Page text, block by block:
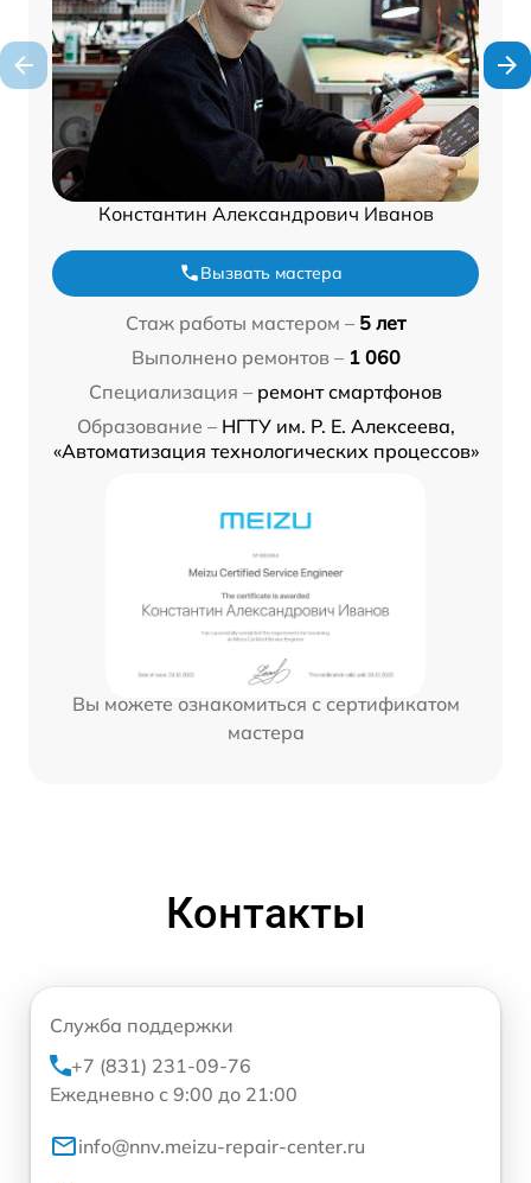
Константин Александрович Иванов
Вызвать мастера
Стаж работы мастером – 5 лет
Выполнено ремонтов – 1 060
Специализация – ремонт смартфонов
Образование – НГТУ им. Р. Е. Алексеева,
«Автоматизация технологических процессов»
Вы можете ознакомиться с сертификатом
мастера
Контакты
Служба поддержки
+7 (831) 231-09-76
Ежедневно с 9:00 до 21:00
info@nnv.meizu-repair-center.ru